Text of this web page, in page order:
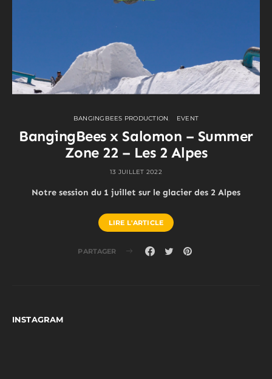
BANGINGBEES PRODUCTION EVENT
BangingBees x Salomon – Summer
Zone 22 – Les 2 Alpes
13 JUILLET 2022
Notre session du 1 juillet sur le glacier des 2 Alpes
LIRE L'ARTICLE
PARTAGER
INSTAGRAM